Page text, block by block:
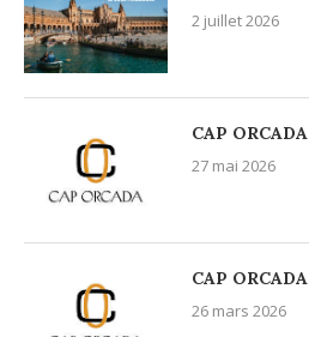
2 juillet 2026
CAP ORCADA
27 mai 2026
CAP ORCADA
26 mars 2026